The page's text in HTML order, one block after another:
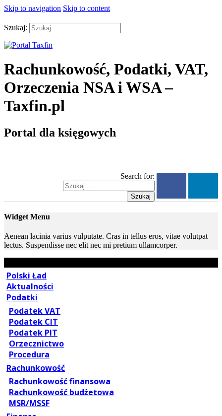
Skip to navigation Skip to content
Szukaj:
Rachunkowość, Podatki, VAT,
Orzeczenia NSA i WSA –
Taxfin.pl
Portal dla księgowych
Search for:
Szukaj
Widget Menu
Aenean lacinia varius vulputate. Cras in tellus eros, vitae volutpat
lectus. Suspendisse nec elit nec mi pretium ullamcorper.
Polski Ład
Aktualności
Podatki
Podatek VAT
Podatek CIT
Podatek PIT
Orzecznictwo
Procedura
Rachunkowość
Rachunkowość finansowa
Rachunkowość budżetowa
MSR/MSSF